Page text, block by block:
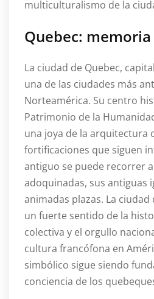
multiculturalismo de la
Quebec:
La ciudad de Quebec,
una de las ciudades más
Norteamérica. Su centro
Patrimonio de la
una joya de la arquitectura
fortificaciones que siguen
antiguo se puede recorrer
adoquinadas, sus antiguas
animadas plazas. La ciudad
un fuerte sentido de la
colectiva y el orgullo
cultura francófona en
simbólico sigue siendo
conciencia de los